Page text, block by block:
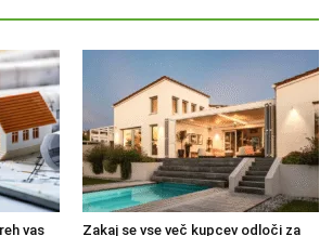
vas Zakaj se vse več kupcev odloči za